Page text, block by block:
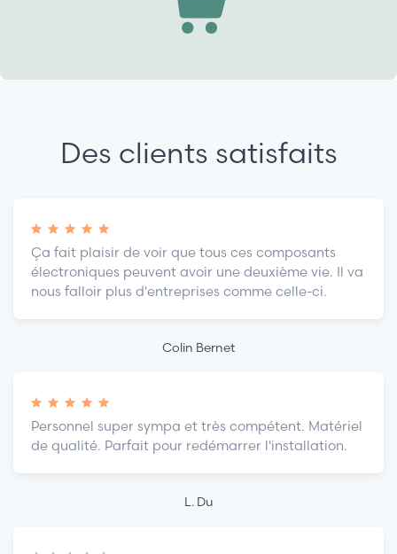
Des clients satisfaits
Ça fait plaisir de voir que tous ces composants
électroniques peuvent avoir une deuxième vie. Il va
nous falloir plus d'entreprises comme celle-ci.
Colin Bernet
Personnel super sympa et très compétent. Matériel
de qualité. Parfait pour redémarrer l'installation.
L. Du